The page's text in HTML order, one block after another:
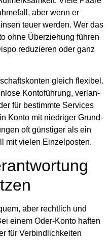
aber wenn er
teu­er wer­den. Wer das
ohne Über­zie­hung füh­ren
redu­zie­ren oder ganz
gleich fle­xi­bel.
Kon­to­füh­rung, ver­lan­
für bestimm­te Ser­vices
Kon­to mit nied­ri­ger Grund­
oft güns­ti­ger als ein
mit vie­len Ein­zel­pos­ten.
aber recht­lich und
einem Oder-Kon­to haf­ten
für Ver­bind­lich­kei­ten